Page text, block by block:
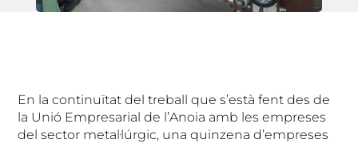
En la continuïtat del treball que s’està fent des de
la Unió Empresarial de l’Anoia amb les empreses
del sector metal·lúrgic, una quinzena d’empreses